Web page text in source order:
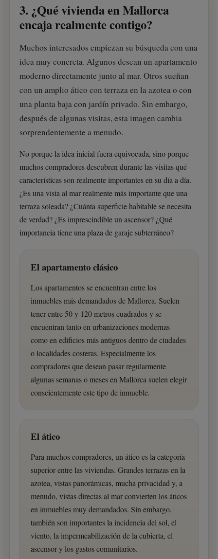
3. ¿Qué vivienda en Mallorca
encaja realmente contigo?
Muchos interesados empiezan su búsqueda con una
idea muy concreta. Algunos desean un apartamento
moderno directamente junto al mar. Otros sueñan
con un amplio ático con terraza en la azotea o con
una planta baja con jardín privado. Sin embargo,
después de algunas visitas, esta imagen cambia
sorprendentemente a menudo.
No porque la idea inicial fuera equivocada, sino porque
muchos compradores descubren durante las visitas qué
características son realmente importantes en su día a día.
¿Es una vista al mar realmente más importante que una
terraza soleada? ¿Cuánta superficie habitable se necesita
de verdad? ¿Es imprescindible un ascensor? ¿Qué
importancia tiene una plaza de garaje subterráneo?
El apartamento clásico
Los apartamentos se encuentran entre los
inmuebles más demandados de Mallorca. Suelen
tener entre 50 y 120 metros cuadrados y se
encuentran tanto en urbanizaciones modernas
como en edificios más antiguos dentro de ciudades
o localidades costeras. Especialmente los
compradores que desean pasar regularmente
algunas semanas o meses en Mallorca suelen elegir
conscientemente este tipo de inmueble.
El ático
Para muchos compradores, un ático es la categoría
superior entre las viviendas. Grandes terrazas en la
azotea, vistas panorámicas, mucha privacidad y, a
menudo, vistas directas al mar convierten los áticos
en inmuebles muy demandados. Sin embargo,
también son importantes la incidencia del sol, el
viento, la impermeabilización de la cubierta, el
ascensor y los gastos comunitarios.